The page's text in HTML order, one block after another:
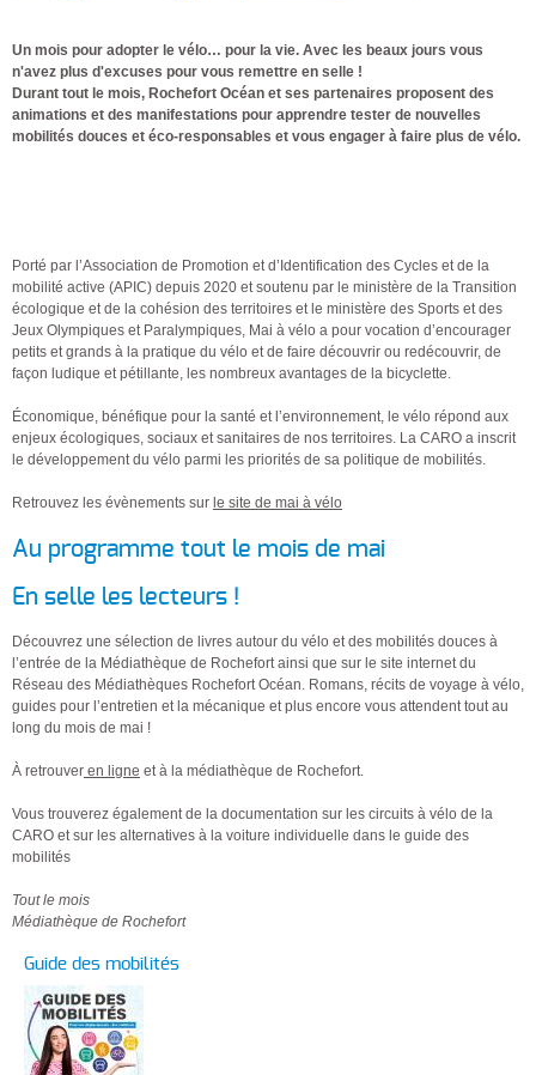
Un mois pour adopter le vélo… pour la vie. Avec les beaux jours vous
n'avez plus d'excuses pour vous remettre en selle !
Durant tout le mois, Rochefort Océan et ses partenaires proposent des
animations et des manifestations pour apprendre tester de nouvelles
mobilités douces et éco-responsables et vous engager à faire plus de vélo.
Porté par l’Association de Promotion et d’Identification des Cycles et de la
mobilité active (APIC) depuis 2020 et soutenu par le ministère de la Transition
écologique et de la cohésion des territoires et le ministère des Sports et des
Jeux Olympiques et Paralympiques, Mai à vélo a pour vocation d’encourager
petits et grands à la pratique du vélo et de faire découvrir ou redécouvrir, de
façon ludique et pétillante, les nombreux avantages de la bicyclette.
Économique, bénéfique pour la santé et l’environnement, le vélo répond aux
enjeux écologiques, sociaux et sanitaires de nos territoires. La CARO a inscrit
le développement du vélo parmi les priorités de sa politique de mobilités.
Retrouvez les évènements sur le site de mai à vélo
Au programme tout le mois de mai
En selle les lecteurs !
Découvrez une sélection de livres autour du vélo et des mobilités douces à
l’entrée de la Médiathèque de Rochefort ainsi que sur le site internet du
Réseau des Médiathèques Rochefort Océan. Romans, récits de voyage à vélo,
guides pour l’entretien et la mécanique et plus encore vous attendent tout au
long du mois de mai !
À retrouver en ligne et à la médiathèque de Rochefort.
Vous trouverez également de la documentation sur les circuits à vélo de la
CARO et sur les alternatives à la voiture individuelle dans le guide des
mobilités
Tout le mois
Médiathèque de Rochefort
Guide des mobilités